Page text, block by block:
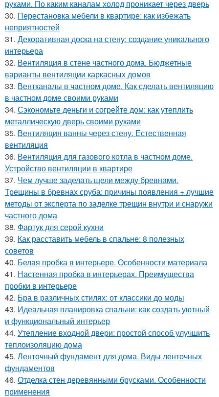
руками. По каким каналам холод проникает через дверь
30. Перестановка мебели в квартире: как избежать
неприятностей
31. Декоративная доска на стену: создание уникального
интерьера
32. Вентиляция в стене частного дома. Бюджетные
варианты вентиляции каркасных домов
33. Вентканалы в частном доме. Как сделать вентиляцию
в частном доме своими руками
34. Сэкономьте деньги и согрейте дом: как утеплить
металлическую дверь своими руками
35. Вентиляция ванны через стену. Естественная
вентиляция
36. Вентиляция для газового котла в частном доме.
Устройство вентиляции в квартире
37. Чем лучше заделать щели между бревнами.
Трещины в бревнах сруба: причины появления + лучшие
методы от эксперта по заделке трещин внутри и снаружи
частного дома
38. Фартук для серой кухни
39. Как расставить мебель в спальне: 8 полезных
советов
40. Белая пробка в интерьере. Особенности материала
41. Настенная пробка в интерьерах. Преимущества
пробки в интерьере
42. Бра в различных стилях: от классики до моды
43. Идеальная планировка спальни: как создать уютный
и функциональный интерьер
44. Утепление входной двери: простой способ улучшить
теплоизоляцию дома
45. Ленточный фундамент для дома. Виды ленточных
фундаментов
46. Отделка стен деревянными брусками. Особенности
применения